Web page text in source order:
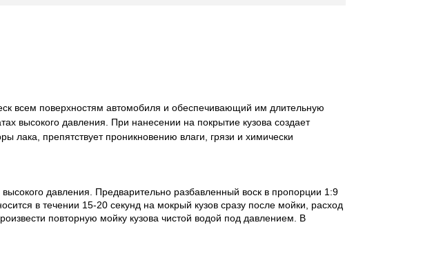
всем поверхностям автомобиля и обеспечивающий им длительную
высокого давления. При нанесении на покрытие кузова создает
препятствует проникновению влаги, грязи и химически
давления. Предварительно разбавленный воск в пропорции 1:9
в течении 15-20 секунд на мокрый кузов сразу после мойки, расход
повторную мойку кузова чистой водой под давлением. В